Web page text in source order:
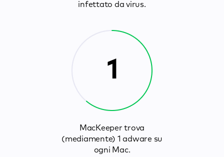
infettato da virus.
1
MacKeeper trova
(mediamente) 1 adware su
ogni Mac.